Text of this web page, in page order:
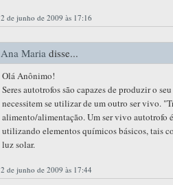
2 de junho de 2009 às 17:16
Ana Maria disse...
Olá Anônimo!
Seres autotrofos são capazes de produzir o
necessitem se utilizar de um outro ser vivo.
alimento/alimentação. Um ser vivo autotrofo
utilizando elementos químicos básicos, tais
luz solar.
2 de junho de 2009 às 17:44